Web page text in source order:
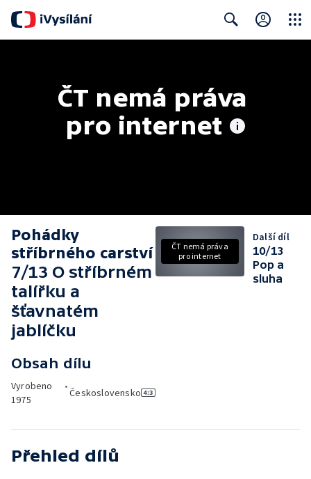
ČT nemá práva
pro internet
Pohádky
stříbrného carství
7/13 O stříbrném
talířku a
šťavnatém
jablíčku
Obsah dílu
Vyrobeno
1975
•
Československo
ČT nemá práva
pro internet
Další díl
10/13
Pop a
sluha
Přehled dílů